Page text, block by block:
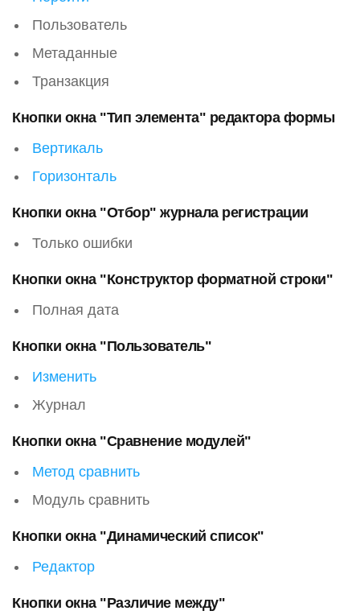
Пользователь
Метаданные
Транзакция
Кнопки окна "Тип элемента" редактора формы
Вертикаль
Горизонталь
Кнопки окна "Отбор" журнала регистрации
Только ошибки
Кнопки окна "Конструктор форматной строки"
Полная дата
Кнопки окна "Пользователь"
Изменить
Журнал
Кнопки окна "Сравнение модулей"
Метод сравнить
Модуль сравнить
Кнопки окна "Динамический список"
Редактор
Кнопки окна "Различие между"